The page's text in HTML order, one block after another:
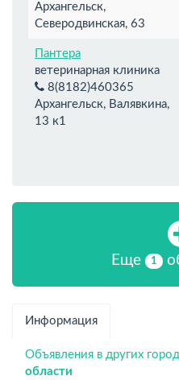
Архангельск,
Северодвинская, 63
Пантера
ветеринарная клиника
8(8182)460365
Архангельск, Валявкина,
13 к1
Еще 1
Информация
Объявления в других
области